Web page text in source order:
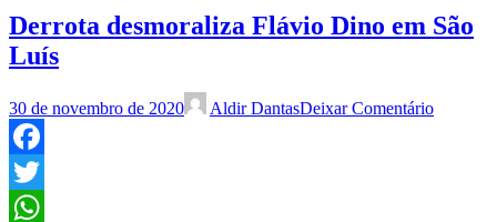
Derrota desmoraliza Flávio Dino em São
Luís
30 de novembro de 2020 Aldir DantasDeixar Comentário
Facebook
Twitter